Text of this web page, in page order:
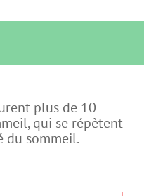
plus de 10
qui se répètent
du sommeil.